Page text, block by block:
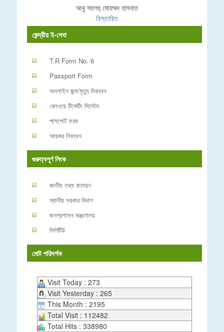
আবু সালেহ্ মোহম্মদ হাসনাত
বিস্তারিত
কেন্দ্রীয় ই-সেবা
T.R Form No. 6
Passport Form
অনলাইন জন্ম/মৃত্যু নিবন্ধন
রেলওয়ে টিকেটিং সিস্টেম
পাসপোর্ট ফরম
আয়কর নিবন্ধন
গুরুত্বপূর্ণ লিংক
জাতীয় তথ্য বাতায়ন
স্থানীয় সরকার বিভাগ
জনপ্রশাসন মন্ত্রণালয়
সিপিটিউ
মোট পরিদর্শক
Visit Today : 273
Visit Yesterday : 265
This Month : 2195
Total Visit : 112482
Total Hits : 338980